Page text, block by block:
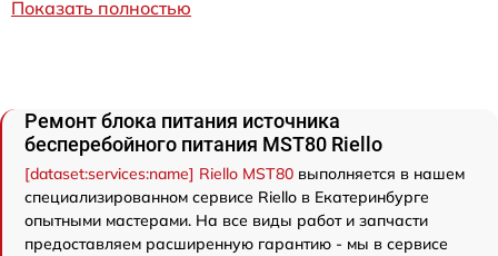
Показать полностью
Ремонт блока питания источника
бесперебойного питания MST80 Riello
[dataset:services:name] Riello MST80 выполняется в нашем
специализированном сервисе Riello в Екатеринбурге
опытными мастерами. На все виды работ и запчасти
предоставляем расширенную гарантию - мы в сервисе